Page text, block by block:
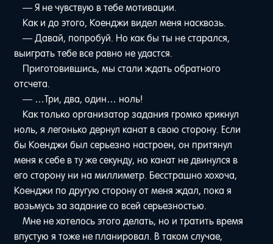
— Я не чувствую в тебе мотивации.
Как и до этого, Коенджи видел меня насквозь.
— Давай, попробуй. Но как бы ты не старался,
выиграть тебе все равно не удастся.
Приготовившись, мы стали ждать обратного
отсчета.
— …Три, два, один… ноль!
Как только организатор задания громко крикнул
ноль, я легонько дернул канат в свою сторону. Если
бы Коенджи был серьезно настроен, он притянул
меня к себе в ту же секунду, но канат не двинулся в
его сторону ни на миллиметр. Бесстрашно хохоча,
Коенджи по другую сторону от меня ждал, пока я
возьмусь за задание со всей серьезностью.
Мне не хотелось этого делать, но и тратить время
впустую я тоже не планировал. В таком случае,